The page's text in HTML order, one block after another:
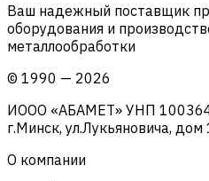
Ваш надежный поставщик
оборудования и
металлообработки
© 1990 — 2026
ИООО «АБАМЕТ» УНП
г.Минск, ул.Лукьяновича, дом
О компании